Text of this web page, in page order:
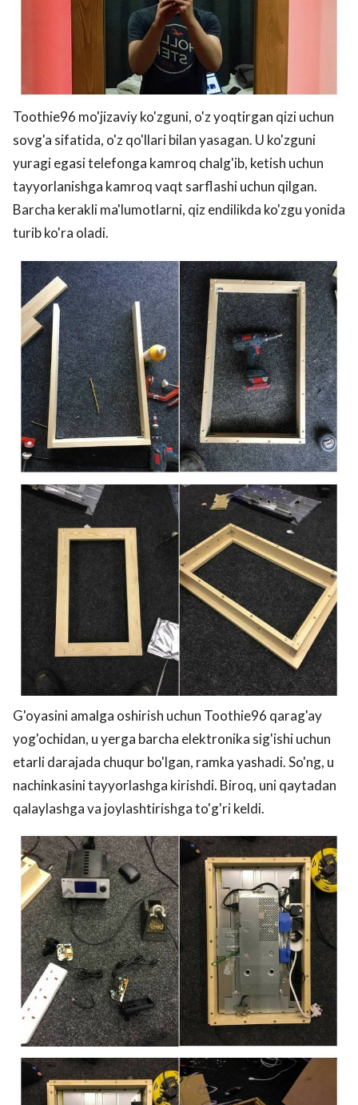
Toothie96 mo'jizaviy ko'zguni, o'z yoqtirgan qizi uchun
sovg'a sifatida, o'z qo'llari bilan yasagan. U ko'zguni
yuragi egasi telefonga kamroq chalg'ib, ketish uchun
tayyorlanishga kamroq vaqt sarflashi uchun qilgan.
Barcha kerakli ma'lumotlarni, qiz endilikda ko'zgu yonida
turib ko'ra oladi.
G'oyasini amalga oshirish uchun Toothie96 qarag'ay
yog'ochidan, u yerga barcha elektronika sig'ishi uchun
etarli darajada chuqur bo'lgan, ramka yashadi. So'ng, u
nachinkasini tayyorlashga kirishdi. Biroq, uni qaytadan
qalaylashga va joylashtirishga to'g'ri keldi.